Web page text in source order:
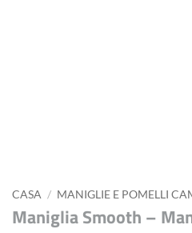
CASA / MANIGLIE E POMELLI
Maniglia Smooth –